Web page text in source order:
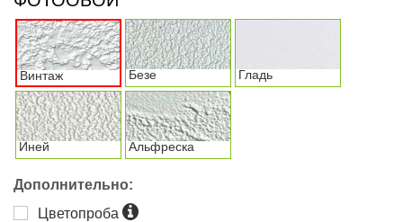
Винтаж Безе Гладь
Иней Альфреска
Дополнительно:
Цветопроба